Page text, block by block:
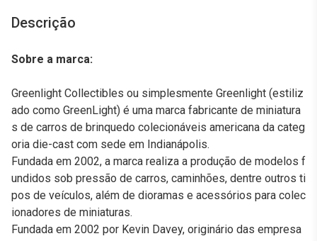
Descrição
Sobre a marca:
Greenlight Collectibles ou simplesmente Greenlight (estiliz
ado como GreenLight) é uma marca fabricante de miniatura
s de carros de brinquedo colecionáveis americana da categ
oria die-cast com sede em Indianápolis.
Fundada em 2002, a marca realiza a produção de modelos f
undidos sob pressão de carros, caminhões, dentre outros ti
pos de veículos, além de dioramas e acessórios para colec
ionadores de miniaturas.
Fundada em 2002 por Kevin Davey, originário das empresa